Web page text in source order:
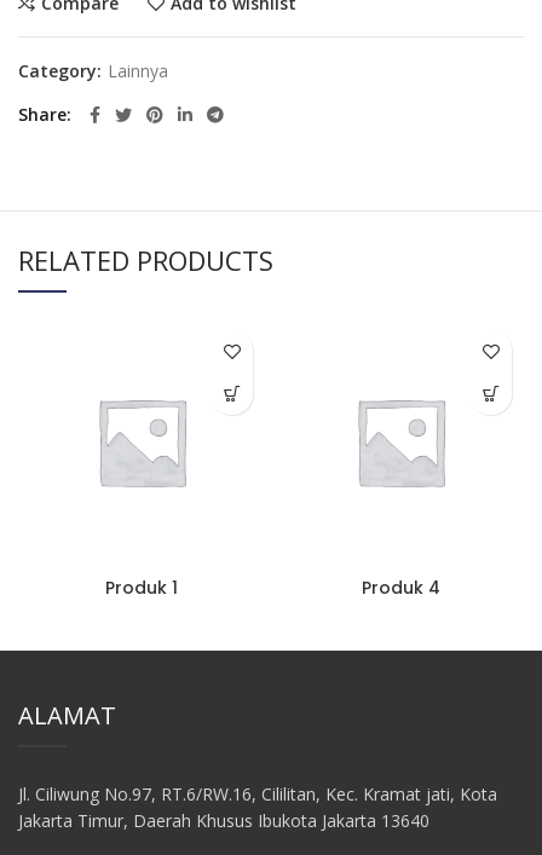
Category: Lainnya
Share
RELATED PRODUCTS
Produk 1 Produk 4
ALAMAT
Jl. Ciliwung No.97, RT.6/RW.16, Cililitan, Kec. Kramat jati, Kota
Jakarta Timur, Daerah Khusus Ibukota Jakarta 13640